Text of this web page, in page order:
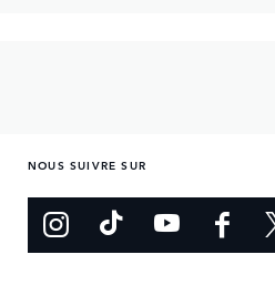
NOUS SUIVRE SUR